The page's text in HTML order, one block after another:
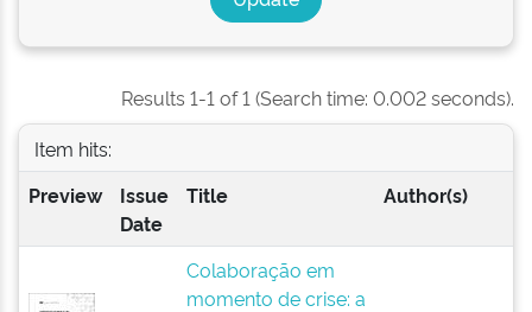
Results 1-1 of 1 (Search time: 0.002 seconds).
Item hits:
Preview
Issue
Date
Title Author(s)
Colaboração em
momento de crise: a